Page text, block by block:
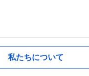
私たちについて